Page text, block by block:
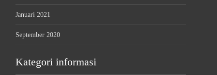
Januari 2021
September 2020
Kategori informasi